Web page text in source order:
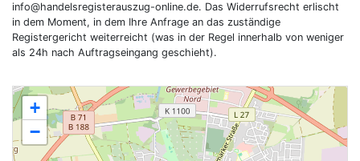
+
−
info@handelsregisterauszug-online.de. Das Widerrufsrecht erlischt
in dem Moment, in dem Ihre Anfrage an das zuständige
Registergericht weiterreicht (was in der Regel innerhalb von weniger
als 24h nach Auftragseingang geschieht).